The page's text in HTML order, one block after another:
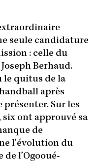
seule candidature
: celle du
Berhaud.
le quitus de la
après
présenter. Sur les
ont approuvé sa
de
l’évolution du
l’Ogooué-